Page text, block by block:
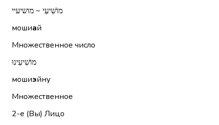
מוֹשִׁיעַי ~ מושיעיי
мошиай
Множественное число
מוֹשִׁיעֵינוּ
мошиэйну
Множественное
2-е (Вы) Лицо